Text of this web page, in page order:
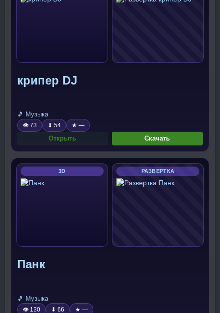
крипер DJ
🎵 Музыка
👁 73 ⬇ 54 ★ —
Открыть Скачать
3D РАЗВЕРТКА
Панк
🎵 Музыка
👁 130 ⬇ 66 ★ —